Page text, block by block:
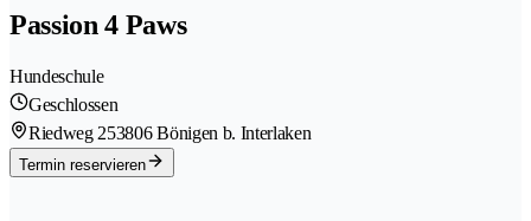
Passion 4 Paws
Hundeschule
Geschlossen
Riedweg 253806 Bönigen b. Interlaken
Termin reservieren